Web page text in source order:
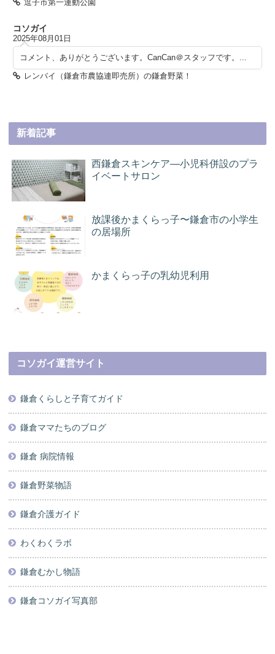
逗子市第一運動公園
コソガイ
2025年08月01日
コメント、ありがとうございます。CanCan＠スタッフです。...
レンバイ（鎌倉市農協連即売所）の鎌倉野菜！
新着記事
西鎌倉スキンケア―小児科併設のプラ
イベートサロン
放課後かまくらっ子〜鎌倉市の小学生
の居場所
かまくらっ子の乳幼児利用
コソガイ運営サイト
鎌倉くらしと子育てガイド
鎌倉ママたちのブログ
鎌倉 病院情報
鎌倉野菜物語
鎌倉介護ガイド
わくわくラボ
鎌倉むかし物語
鎌倉コソガイ写真部